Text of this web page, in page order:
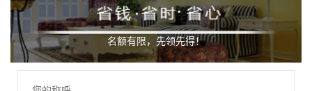
名额有限，先领先得！